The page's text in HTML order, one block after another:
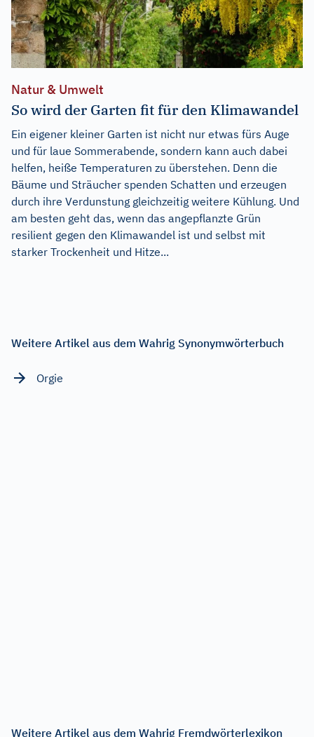
Natur & Umwelt
So wird der Garten fit für den Klimawandel
Ein eigener kleiner Garten ist nicht nur etwas fürs Auge
und für laue Sommerabende, sondern kann auch dabei
helfen, heiße Temperaturen zu überstehen. Denn die
Bäume und Sträucher spenden Schatten und erzeugen
durch ihre Verdunstung gleichzeitig weitere Kühlung. Und
am besten geht das, wenn das angepflanzte Grün
resilient gegen den Klimawandel ist und selbst mit
starker Trockenheit und Hitze...
Weitere Artikel aus dem Wahrig Synonymwörterbuch
Orgie
Weitere Artikel aus dem Wahrig Fremdwörterlexikon